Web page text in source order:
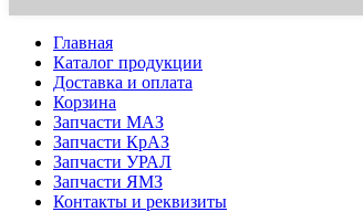
Главная
Каталог продукции
Доставка и оплата
Корзина
Запчасти МАЗ
Запчасти КрАЗ
Запчасти УРАЛ
Запчасти ЯМЗ
Контакты и реквизиты